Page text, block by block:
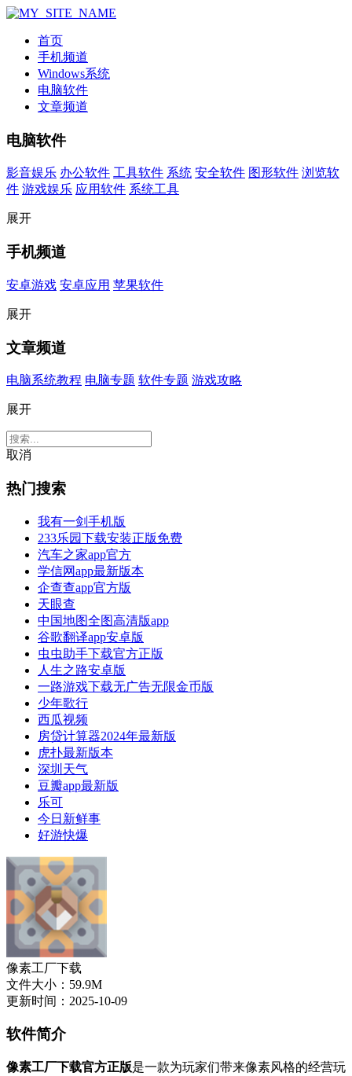
首页
手机频道
Windows系统
电脑软件
文章频道
电脑软件
影音娱乐 办公软件 工具软件 系统 安全软件 图形软件 浏览软
件 游戏娱乐 应用软件 系统工具
展开
手机频道
安卓游戏 安卓应用 苹果软件
展开
文章频道
电脑系统教程 电脑专题 软件专题 游戏攻略
展开
取消
热门搜索
我有一剑手机版
233乐园下载安装正版免费
汽车之家app官方
学信网app最新版本
企查查app官方版
天眼查
中国地图全图高清版app
谷歌翻译app安卓版
虫虫助手下载官方正版
人生之路安卓版
一路游戏下载无广告无限金币版
少年歌行
西瓜视频
房贷计算器2024年最新版
虎扑最新版本
深圳天气
豆瓣app最新版
乐可
今日新鲜事
好游快爆
像素工厂下载
文件大小：59.9M
更新时间：2025-10-09
软件简介
像素工厂下载官方正版是一款为玩家们带来像素风格的经营玩